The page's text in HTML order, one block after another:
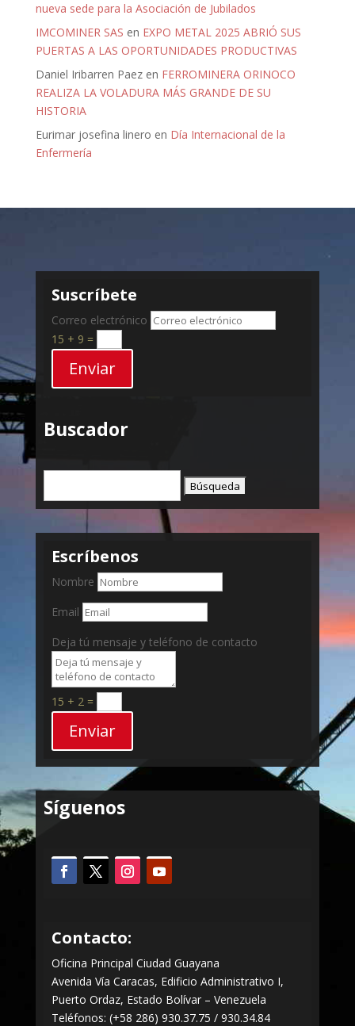
nueva sede para la Asociación de Jubilados
IMCOMINER SAS en EXPO METAL 2025 ABRIÓ SUS
PUERTAS A LAS OPORTUNIDADES PRODUCTIVAS
Daniel Iribarren Paezen FERROMINERA ORINOCO
REALIZA LA VOLADURA MÁS GRANDE DE SU
HISTORIA
Eurimar josefina linero en Día Internacional de la
Enfermería
Suscríbete
Correo electrónico
15 + 9 =
Enviar
Buscador
Escríbenos
Nombre
Email
Deja tú mensaje y teléfono de contacto
15 + 2=
Enviar
Síguenos
Contacto:
Oficina Principal Ciudad Guayana
Avenida Vía Caracas, Edificio Administrativo I,
Puerto Ordaz, Estado Bolívar – Venezuela
Teléfonos: (+58 286) 930.37.75 / 930.34.84